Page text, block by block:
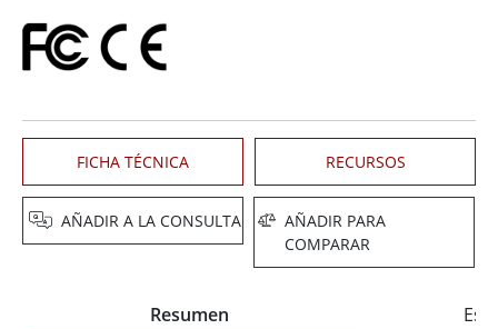
FICHA TÉCNICA RECURSOS
AÑADIR A LA CONSULTA
AÑADIR PARA
COMPARAR
Resumen